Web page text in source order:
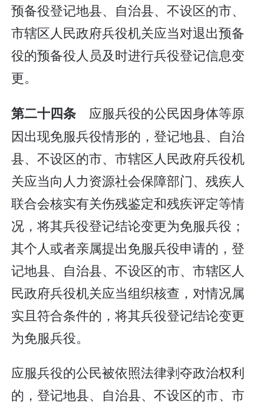
预备役登记地县、自治县、不设区的市、
市辖区人民政府兵役机关应当对退出预备
役的预备役人员及时进行兵役登记信息变
更。
第二十四条 应服兵役的公民因身体等原
因出现免服兵役情形的，登记地县、自治
县、不设区的市、市辖区人民政府兵役机
关应当向人力资源社会保障部门、残疾人
联合会核实有关伤残鉴定和残疾评定等情
况，将其兵役登记结论变更为免服兵役；
其个人或者亲属提出免服兵役申请的，登
记地县、自治县、不设区的市、市辖区人
民政府兵役机关应当组织核查，对情况属
实且符合条件的，将其兵役登记结论变更
为免服兵役。
应服兵役的公民被依照法律剥夺政治权利
的，登记地县、自治县、不设区的市、市